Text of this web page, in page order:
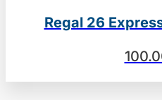
Regal 26